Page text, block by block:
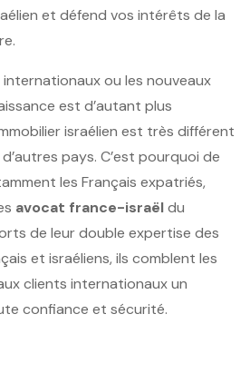
et défend vos intérêts de la
ou les nouveaux
est d’autant plus
israélien est très différent
pays. C’est pourquoi de
les Français expatriés,
avocat france-israëldu
de leur double expertise des
et israéliens, ils comblent les
clients internationaux un
confiance et sécurité.